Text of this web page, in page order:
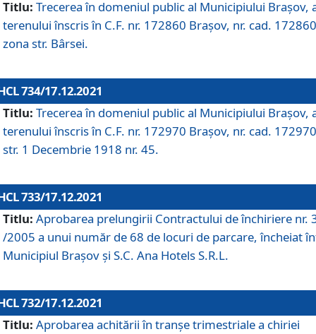
Titlu: Trecerea în domeniul public al Municipiului Braşov,
terenului înscris în C.F. nr. 172860 Brașov, nr. cad.
zona str. Bârsei.
734/17.12.2021
Titlu: Trecerea în domeniul public al Municipiului Braşov,
terenului înscris în C.F. nr. 172970 Brașov, nr. cad.
str. 1 Decembrie 1918 nr. 45.
733/17.12.2021
Titlu: Aprobarea prelungirii Contractului de închiriere nr.
/2005 a unui număr de 68 de locuri de parcare, încheiat
Municipiul Braşov şi S.C. Ana Hotels S.R.L.
732/17.12.2021
Titlu: Aprobarea achitării în tranșe trimestriale a chiriei